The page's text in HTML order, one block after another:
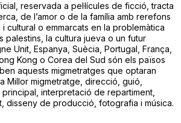
reservada a pel·lícules de ficció, tracta
de l’amor o de la família amb rerefons
cultural o emmarcats en la problemàtica
palestins, la cultura jueva o un futur
Unit, Espanya, Suècia, Portugal, França,
Kong o Corea del Sud són els països
aquests migmetratges que optaran
a Millor migmetratge, direcció, guió,
interpretació de repartiment,
disseny de producció, fotografia i música.